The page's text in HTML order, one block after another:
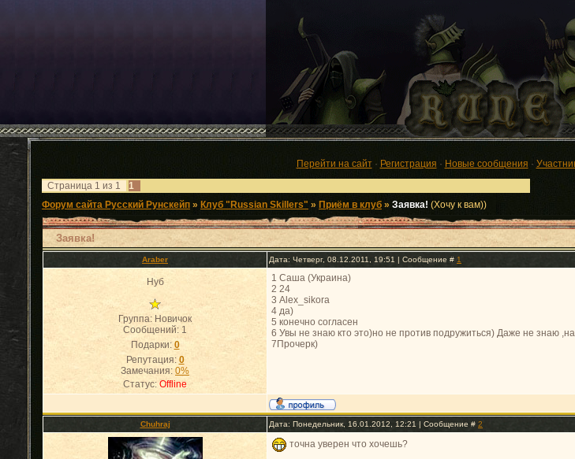
Перейти на сайт· Регистрация · Новые сообщения ·
Страница 1 из 1
1
Форум сайта Русский Рунскейп » Клуб "Russian Skillers" » Приём в клуб » Заявка! (Хочу к вам))
Заявка!
Araber Дата: Четверг, 08.12.2011, 19:51 | Сообщение # 1
Нуб
Группа: Новичок
Сообщений: 1
Подарки: 0
Репутация: 0
Замечания: 0%
Статус: Offline
1 Саша (Украина)
2 24
3 Alex_sikora
4 да)
5 конечно согласен
6 Увы не знаю кто это)но не против подружиться) Даже не знаю
7Прочерк)
Chuhraj Дата: Понедельник, 16.01.2012, 12:21 | Сообщение # 2
точна уверен что хочешь?